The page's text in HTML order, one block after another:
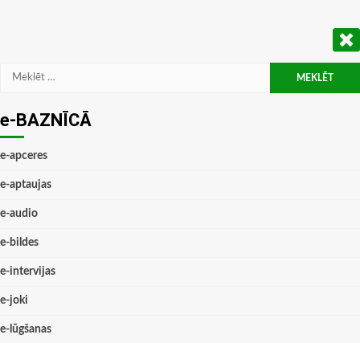
Meklēt:
e-BAZNĪCĀ
e-apceres
e-aptaujas
e-audio
e-bildes
e-intervijas
e-joki
e-lūgšanas